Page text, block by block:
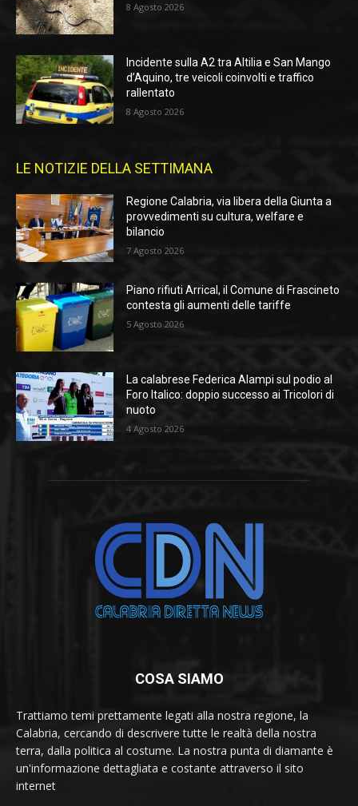
8 Agosto 2026
Incidente sulla A2 tra Altilia e San Mango
d’Aquino, tre veicoli coinvolti e traffico
rallentato
8 Agosto 2026
LE NOTIZIE DELLA SETTIMANA
Regione Calabria, via libera della Giunta a
provvedimenti su cultura, welfare e
bilancio
7 Agosto 2026
Piano rifiuti Arrical, il Comune di Frascineto
contesta gli aumenti delle tariffe
5 Agosto 2026
La calabrese Federica Alampi sul podio al
Foro Italico: doppio successo ai Tricolori di
nuoto
4 Agosto 2026
COSA SIAMO
Trattiamo temi prettamente legati alla nostra regione, la
Calabria, cercando di descrivere tutte le realtà della nostra
terra, dalla politica al costume. La nostra punta di diamante è
un'informazione dettagliata e costante attraverso il sito
internet